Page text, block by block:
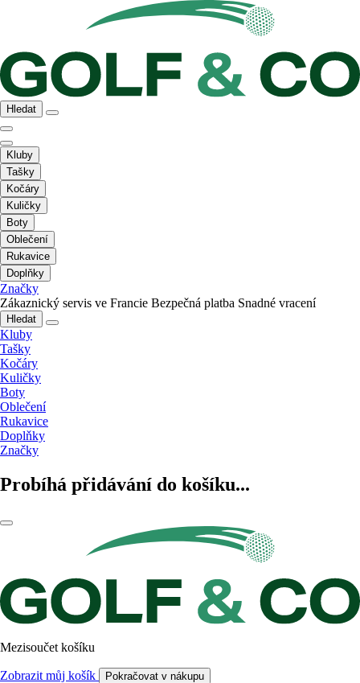
Hledat
Kluby
Tašky
Kočáry
Kuličky
Boty
Oblečení
Rukavice
Doplňky
Značky
Zákaznický servis ve Francie Bezpečná platba Snadné vracení
Hledat
Kluby
Tašky
Kočáry
Kuličky
Boty
Oblečení
Rukavice
Doplňky
Značky
Probíhá přidávání do košíku...
Mezisoučet košíku
Zobrazit můj košík Pokračovat v nákupu